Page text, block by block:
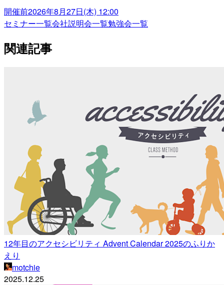
開催前2026年8月27日(木) 12:00
セミナー一覧会社説明会一覧勉強会一覧
関連記事
12年目のアクセシビリティ Advent Calendar 2025のふりか
えり
motchie
2025.12.25